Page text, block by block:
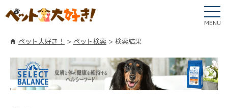
MENU
ペット大好き！ ペット検索 検索結果